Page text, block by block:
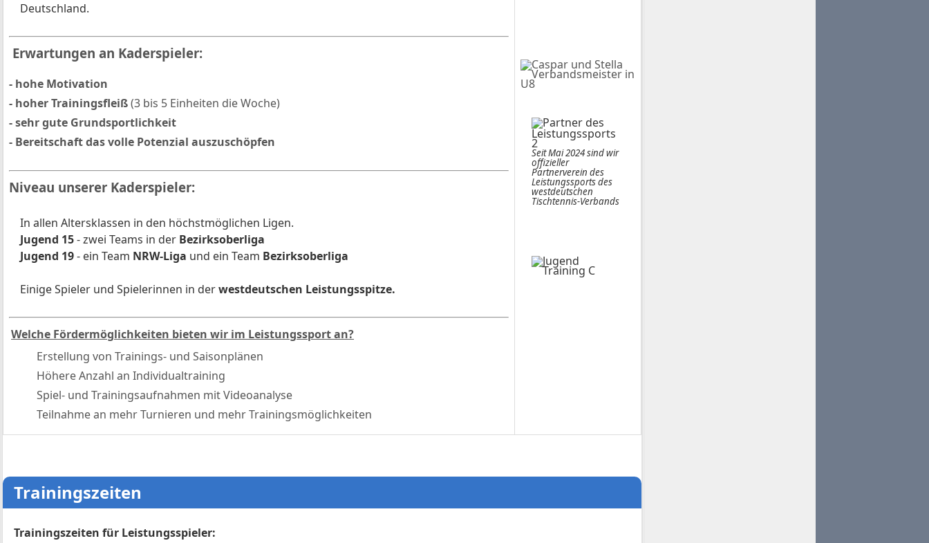
Deutschland.
Erwartungen an Kaderspieler:
- hohe Motivation
- hoher Trainingsfleiß(3 bis 5 Einheiten die Woche)
- sehr gute Grundsportlichkeit
- Bereitschaft das volle Potenzial auszuschöpfen
Niveau unserer Kaderspieler:
In allen Altersklassen in den höchstmöglichen Ligen.
Jugend 15- zwei Teams in der Bezirksoberliga
Jugend 19- ein Team NRW-Liga und ein Team Bezirksoberliga
Einige Spieler und Spielerinnen in derwestdeutschen Leistungsspitze.
Welche Fördermöglichkeiten bieten wir im Leistungssport an?
Erstellung von Trainings- und Saisonplänen
Höhere Anzahl an Individualtraining
Spiel- und Trainingsaufnahmen mit Videoanalyse
Teilnahme an mehr Turnieren und mehr Trainingsmöglichkeiten
Seit Mai 2024 sind wir
offizieller
Partnerverein des
Leistungssports des
westdeutschen
Tischtennis-Verbands
Trainingszeiten
Trainingszeiten für Leistungsspieler: